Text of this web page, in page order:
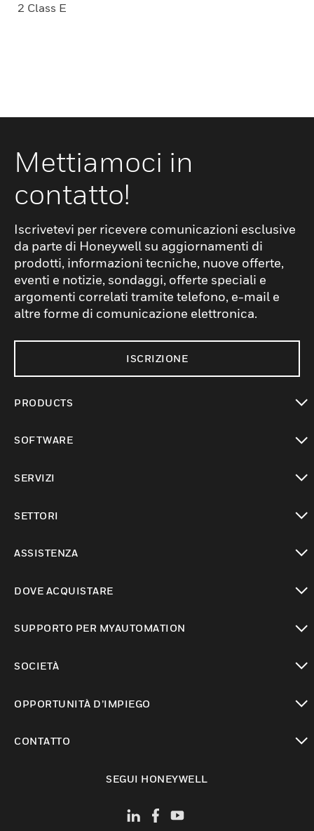
2 Class E
Mettiamoci in
contatto!
Iscrivetevi per ricevere comunicazioni esclusive
da parte di Honeywell su aggiornamenti di
prodotti, informazioni tecniche, nuove offerte,
eventi e notizie, sondaggi, offerte speciali e
argomenti correlati tramite telefono, e-mail e
altre forme di comunicazione elettronica.
ISCRIZIONE
PRODUCTS
SOFTWARE
SERVIZI
SETTORI
ASSISTENZA
DOVE ACQUISTARE
SUPPORTO PER MYAUTOMATION
SOCIETÀ
OPPORTUNITÀ D’IMPIEGO
CONTATTO
SEGUI HONEYWELL